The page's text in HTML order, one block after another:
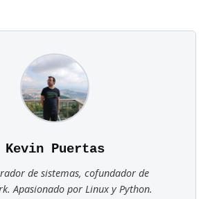
Kevin Puertas
de sistemas, cofundador de
Apasionado por Linux y Python.